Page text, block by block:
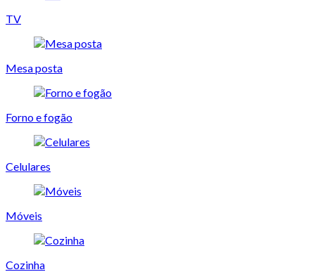
TV
Mesa posta
Forno e fogão
Celulares
Móveis
Cozinha